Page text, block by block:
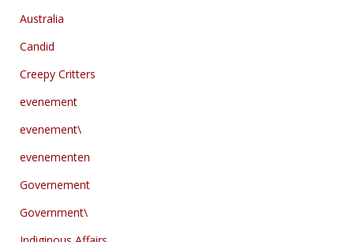
Australia
Candid
Creepy Critters
evenement
evenement\
evenementen
Governement
Government\